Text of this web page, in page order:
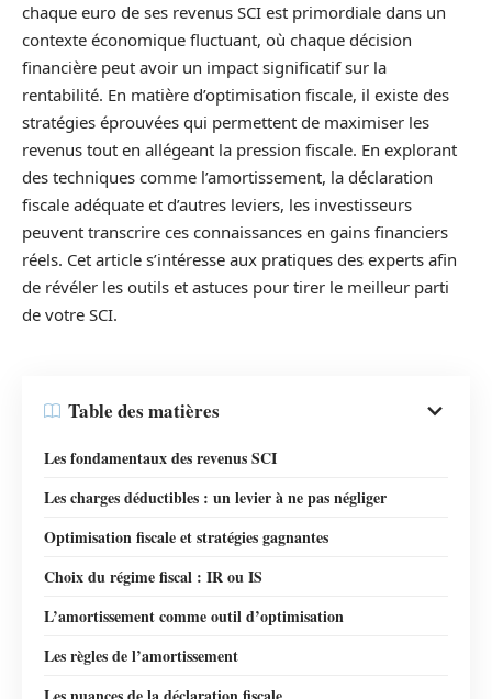
chaque euro de ses revenus SCI est primordiale dans un
contexte économique fluctuant, où chaque décision
financière peut avoir un impact significatif sur la
rentabilité. En matière d’optimisation fiscale, il existe des
stratégies éprouvées qui permettent de maximiser les
revenus tout en allégeant la pression fiscale. En explorant
des techniques comme l’amortissement, la déclaration
fiscale adéquate et d’autres leviers, les investisseurs
peuvent transcrire ces connaissances en gains financiers
réels. Cet article s’intéresse aux pratiques des experts afin
de révéler les outils et astuces pour tirer le meilleur parti
de votre SCI.
Table des matières
Les fondamentaux des revenus SCI
Les charges déductibles : un levier à ne pas négliger
Optimisation fiscale et stratégies gagnantes
Choix du régime fiscal : IR ou IS
L’amortissement comme outil d’optimisation
Les règles de l’amortissement